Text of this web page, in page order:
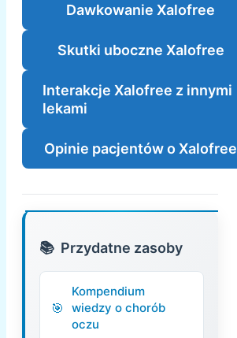
Dawkowanie Xalofree
Skutki uboczne Xalofree
Interakcje Xalofree z innymi
lekami
Opinie pacjentów o Xalofree
Przydatne zasoby
Kompendium
wiedzy o chorób
oczu